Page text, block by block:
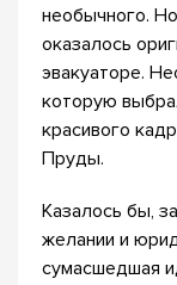
необычного.
оказалось
эвакуаторе.
которую
красивого
Пруды.
Казалось бы,
желании и
сумасшедшая